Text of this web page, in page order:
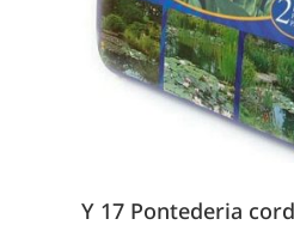
Y 17 Pontederia